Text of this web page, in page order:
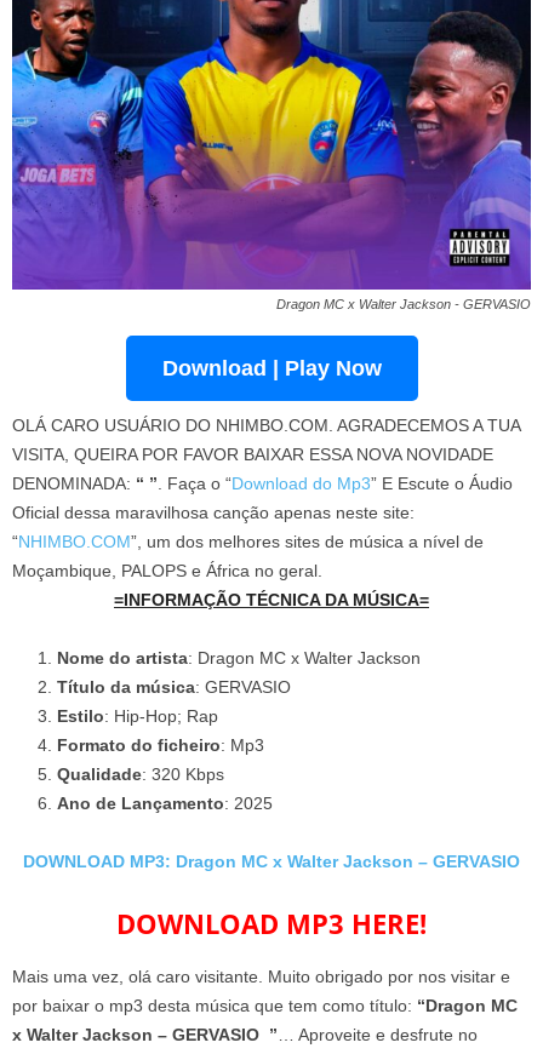
Dragon MC x Walter Jackson - GERVASIO
Download | Play Now
OLÁ CARO USUÁRIO DO NHIMBO.COM. AGRADECEMOS A TUA
VISITA, QUEIRA POR FAVOR BAIXAR ESSA NOVA NOVIDADE
DENOMINADA: “ ” . Faça o “Download do Mp3” E Escute o Áudio
Oficial dessa maravilhosa canção apenas neste site:
“NHIMBO.COM”, um dos melhores sites de música a nível de
Moçambique, PALOPS e África no geral.
=INFORMAÇÃO TÉCNICA DA MÚSICA=
Nome do artista: Dragon MC x Walter Jackson
Título da música: GERVASIO
Estilo: Hip-Hop; Rap
Formato do ficheiro: Mp3
Qualidade: 320 Kbps
Ano de Lançamento: 2025
DOWNLOAD MP3: Dragon MC x Walter Jackson – GERVASIO
DOWNLOAD MP3 HERE!
Mais uma vez, olá caro visitante. Muito obrigado por nos visitar e
por baixar o mp3 desta música que tem como título: “Dragon MC
x Walter Jackson – GERVASIO ” … Aproveite e desfrute no